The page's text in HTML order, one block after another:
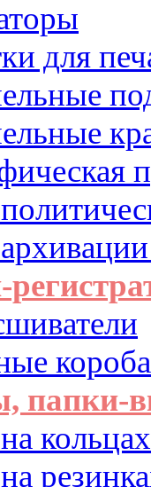
для
папки-
кольцах